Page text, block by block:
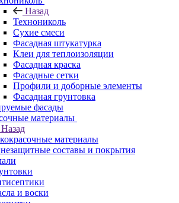
Назад
Технониколь
Сухие смеси
Фасадная штукатурка
Клеи для теплоизоляции
Фасадная краска
Фасадные сетки
Профили и доборные элементы
Фасадная грунтовка
фасады
материалы
Назад
материалы
составы и покрытия
и воски